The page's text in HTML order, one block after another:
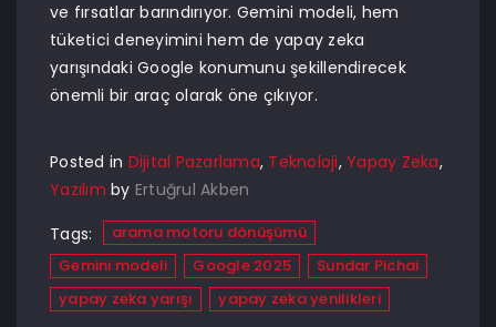
ve fırsatlar barındırıyor. Gemini modeli, hem
tüketici deneyimini hem de yapay zeka
yarışındaki Google konumunu şekillendirecek
önemli bir araç olarak öne çıkıyor.
Posted in Dijital Pazarlama, Teknoloji, Yapay Zeka,
Yazılım by Ertuğrul Akben
Tags:
arama motoru dönüşümü
Gemini modeli
Google 2025
Sundar Pichai
yapay zeka yarışı
yapay zeka yenilikleri